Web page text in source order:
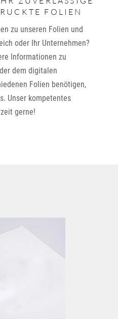
FOLIEN
zu unseren Folien und
oder Ihr Unternehmen?
Informationen zu
dem digitalen
Folien benötigen,
Unser kompetentes
gerne!